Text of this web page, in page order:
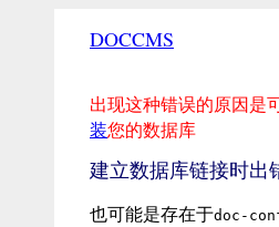
DOCCMS
出现这种错误的原因是
装您的数据库
建立数据库链接时出
也可能是存在于doc-